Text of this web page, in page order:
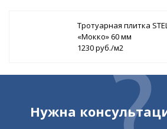
Тротуарная плитка
«Мокко» 60 мм
1230 руб./м2
Нужна